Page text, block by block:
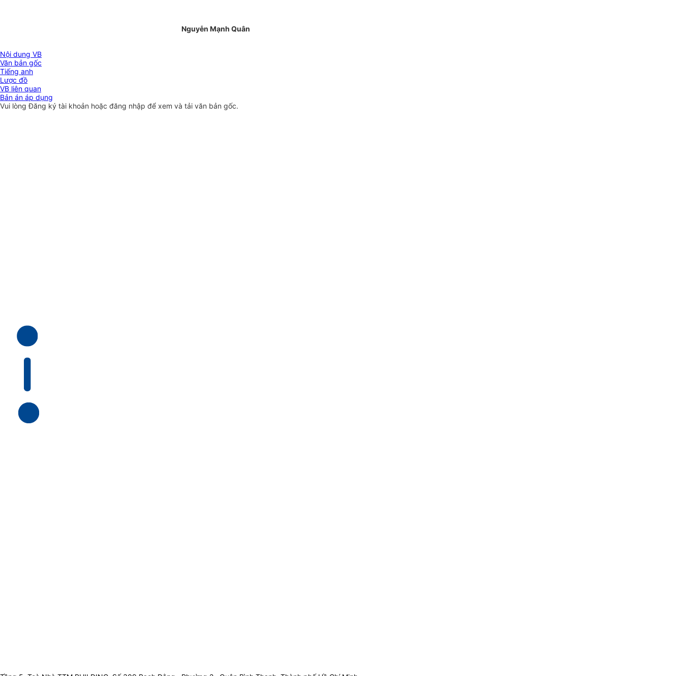
Nguyễn Mạnh Quân
Nội dung VB
Văn bản gốc
Tiếng anh
Lược đồ
VB liên quan
Bản án áp dụng
Vui lòngĐăng ký tài khoản hoặc đăng nhập để xem và tải văn bản gốc.